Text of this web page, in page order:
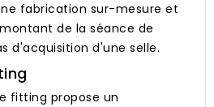
fabrication sur-mesure et
de la séance de
d'acquisition d'une selle.
fitting propose un